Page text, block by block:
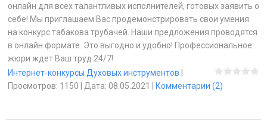
онлайн для всех талантливых исполнителей, готовых заявить о
себе! Мы приглашаем Вас продемонстрировать свои умения
на конкурс табакова трубачей. Наши предложения проводятся
в онлайн формате. Это выгодно и удобно! Профессиональное
жюри ждет Ваш труд 24/7!
Интернет-конкурсы Духовых инструментов |
Просмотров: 1150 | Дата: 08.05.2021 | Комментарии (2)